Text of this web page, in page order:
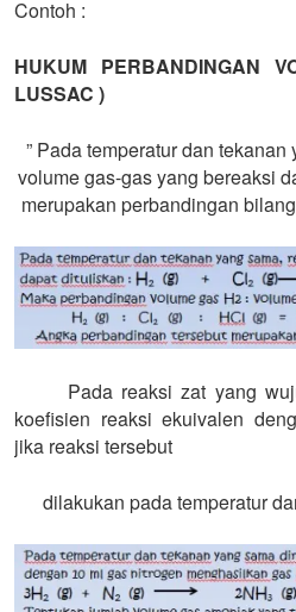
Contoh :
HUKUM PERBANDINGAN
LUSSAC )
” Pada temperatur dan
volume gas-gas yang bereaksi
merupakan perbandingan
Pada reaksi zat yang
koefisien reaksi ekuivalen
jika reaksi tersebut
dilakukan pada temperatur